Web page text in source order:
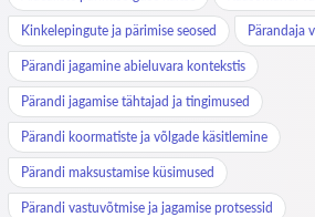
Kinkelepingute ja pärimise seosed Pärandaja
Pärandi jagamine abieluvara kontekstis
Pärandi jagamise tähtajad ja tingimused
Pärandi koormatiste ja võlgade käsitlemine
Pärandi maksustamise küsimused
Pärandi vastuvõtmise ja jagamise protsessid